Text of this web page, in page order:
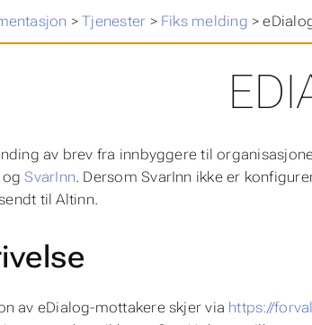
>Tjenester > Fiks melding >
av brev fra innbyggere til
og SvarInn. Dersom SvarInn ikke er
til Altinn.
av eDialog-mottakere skjer via https://